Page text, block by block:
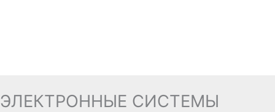
ЭЛЕКТРОННЫЕ СИСТЕМЫ